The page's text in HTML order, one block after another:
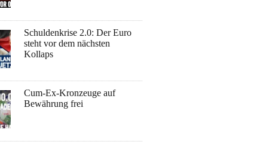
Schuldenkrise 2.0: Der Euro
steht vor dem nächsten
Kollaps
Cum-Ex-Kronzeuge auf
Bewährung frei